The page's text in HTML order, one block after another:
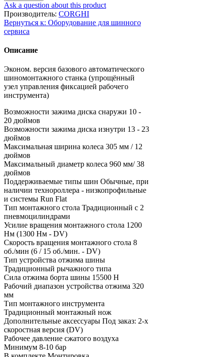
Ask a question about this product
Производитель: CORGHI
Вернуться к: Оборудование для шинного
сервиса
Описание
Эконом. версия базового автоматического
шиномонтажного станка (упрощённый
узел управления фиксацией рабочего
инструмента)
Возможности зажима диска снаружи 10 -
20 дюймов
Возможности зажима диска изнутри 13 - 23
дюймов
Максимальная ширина колеса 305 мм / 12
дюймов
Максимальный диаметр колеса 960 мм/ 38
дюймов
Поддерживаемые типы шин Обычные, при
наличии технороллера - низкопрофильные
и системы Run Flat
Тип монтажного стола Традиционный с 2
пневмоцилиндрами
Усилие вращения монтажного стола 1200
Нм (1300 Нм - DV)
Скорость вращения монтажного стола 8
об./мин (6 / 15 об./мин. - DV)
Тип устройства отжима шины
Традиционный рычажного типа
Сила отжима борта шины 15500 Н
Рабочий диапазон устройства отжима 320
мм
Тип монтажного инструмента
Традиционный монтажный нож
Дополнительные аксессуары Под заказ: 2-х
скоростная версия (DV)
Рабочее давление сжатого воздуха
Минимум 8-10 бар